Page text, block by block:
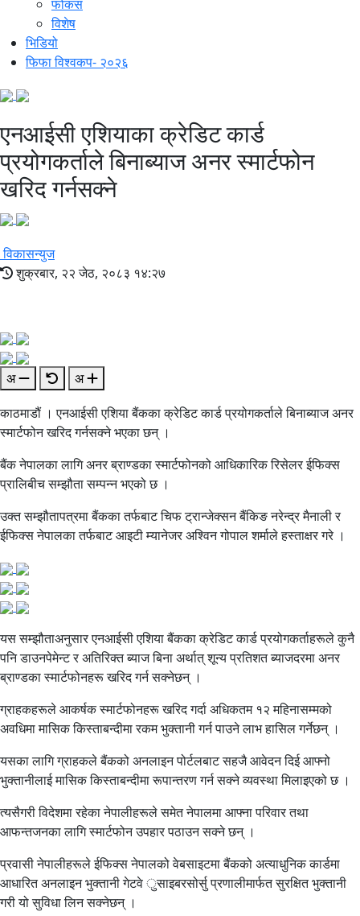
फोकस
विशेष
भिडियो
फिफा विश्वकप- २०२६
एनआईसी एशियाका क्रेडिट कार्ड
प्रयोगकर्ताले बिनाब्याज अनर स्मार्टफोन
खरिद गर्नसक्ने
विकासन्युज
शुक्रबार, २२ जेठ, २०८३ १४:२७
अ
अ
काठमाडौं । एनआईसी एशिया बैंकका क्रेडिट कार्ड प्रयोगकर्ताले बिनाब्याज अनर
स्मार्टफोन खरिद गर्नसक्ने भएका छन् ।
बैंक नेपालका लागि अनर ब्राण्डका स्मार्टफोनको आधिकारिक रिसेलर ईफिक्स
प्रालिबीच सम्झौता सम्पन्न भएको छ ।
उक्त सम्झौतापत्रमा बैंकका तर्फबाट चिफ ट्रान्जेक्सन बैंकिङ नरेन्द्र मैनाली र
ईफिक्स नेपालका तर्फबाट आइटी म्यानेजर अश्विन गोपाल शर्माले हस्ताक्षर गरे ।
यस सम्झौताअनुसार एनआईसी एशिया बैंकका क्रेडिट कार्ड प्रयोगकर्ताहरूले कुनै
पनि डाउनपेमेन्ट र अतिरिक्त ब्याज बिना अर्थात् शून्य प्रतिशत ब्याजदरमा अनर
ब्राण्डका स्मार्टफोनहरू खरिद गर्न सक्नेछन् ।
ग्राहकहरूले आकर्षक स्मार्टफोनहरू खरिद गर्दा अधिकतम १२ महिनासम्मको
अवधिमा मासिक किस्ताबन्दीमा रकम भुक्तानी गर्न पाउने लाभ हासिल गर्नेछन् ।
यसका लागि ग्राहकले बैंकको अनलाइन पोर्टलबाट सहजै आवेदन दिई आफ्नो
भुक्तानीलाई मासिक किस्ताबन्दीमा रूपान्तरण गर्न सक्ने व्यवस्था मिलाइएको छ ।
त्यसैगरी विदेशमा रहेका नेपालीहरूले समेत नेपालमा आफ्ना परिवार तथा
आफन्तजनका लागि स्मार्टफोन उपहार पठाउन सक्ने छन् ।
प्रवासी नेपालीहरूले ईफिक्स नेपालको वेबसाइटमा बैंकको अत्याधुनिक कार्डमा
आधारित अनलाइन भुक्तानी गेटवे ुसाइबरसोर्सु प्रणालीमार्फत सुरक्षित भुक्तानी
गरी यो सुविधा लिन सक्नेछन् ।